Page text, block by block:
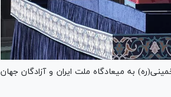
به میعادگاه ملت ایران و آزادگان جهان